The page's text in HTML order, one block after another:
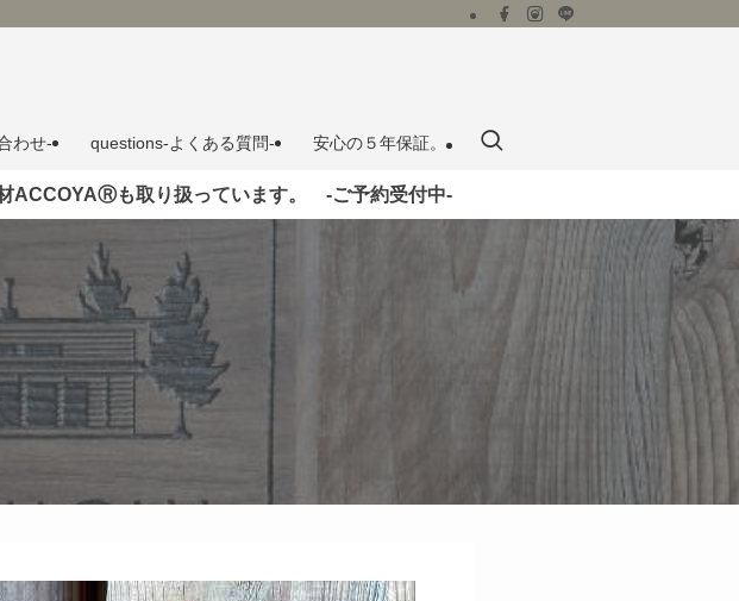
わせ‐ questions‐よくある質問‐ 安心の５年保証。
ACCOYAⓇも取り扱っています。 ‐ご予約受付中‐